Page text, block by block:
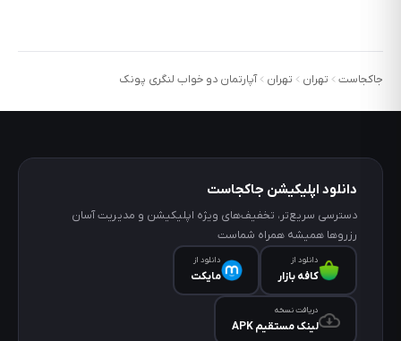
جاکجاست تهران تهران آپارتمان دو خواب لنگری پونک
دانلود اپلیکیشن جاکجاست
دسترسی سریع‌تر، تخفیف‌های ویژه اپلیکیشن و مدیریت آسان
رزروها همیشه همراه شماست
دانلود از
کافه‌ بازار
دانلود از
مایکت
دریافت نسخه
لینک مستقیم APK